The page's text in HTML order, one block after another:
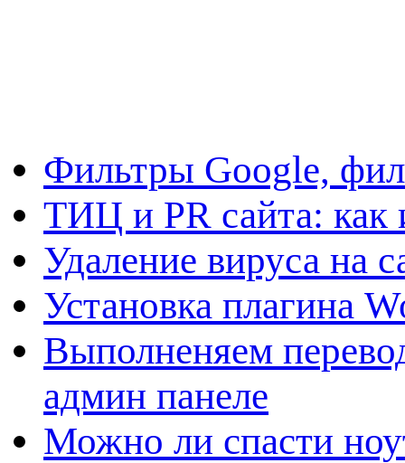
Фильтры Google,
ТИЦ и PR сайта: как
Удаление вируса на
Установка плагина
Выполненяем
админ панеле
Можно ли спасти